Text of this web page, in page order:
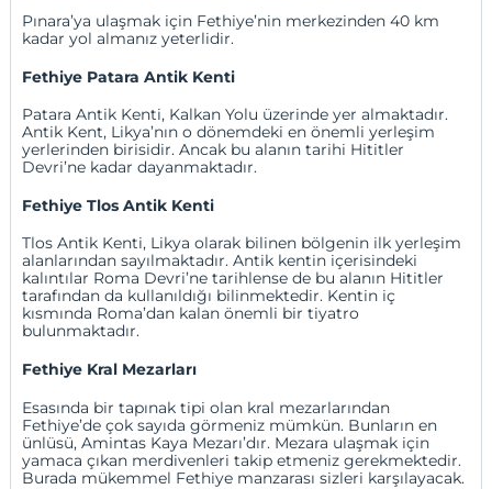
Pınara’ya ulaşmak için Fethiye’nin merkezinden 40 km
kadar yol almanız yeterlidir.
Fethiye Patara Antik Kenti
Patara Antik Kenti, Kalkan Yolu üzerinde yer almaktadır.
Antik Kent, Likya’nın o dönemdeki en önemli yerleşim
yerlerinden birisidir. Ancak bu alanın tarihi Hititler
Devri’ne kadar dayanmaktadır.
Fethiye Tlos Antik Kenti
Tlos Antik Kenti, Likya olarak bilinen bölgenin ilk yerleşim
alanlarından sayılmaktadır. Antik kentin içerisindeki
kalıntılar Roma Devri’ne tarihlense de bu alanın Hititler
tarafından da kullanıldığı bilinmektedir. Kentin iç
kısmında Roma’dan kalan önemli bir tiyatro
bulunmaktadır.
Fethiye Kral Mezarları
Esasında bir tapınak tipi olan kral mezarlarından
Fethiye’de çok sayıda görmeniz mümkün. Bunların en
ünlüsü, Amintas Kaya Mezarı’dır. Mezara ulaşmak için
yamaca çıkan merdivenleri takip etmeniz gerekmektedir.
Burada mükemmel Fethiye manzarası sizleri karşılayacak.